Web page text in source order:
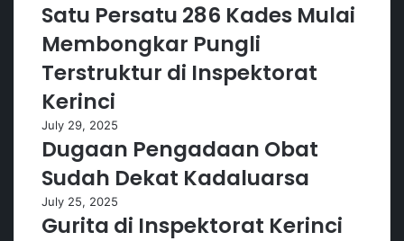
Satu Persatu 286 Kades Mulai
Membongkar Pungli
Terstruktur di Inspektorat
Kerinci
July 29, 2025
Dugaan Pengadaan Obat
Sudah Dekat Kadaluarsa
July 25, 2025
Gurita di Inspektorat Kerinci